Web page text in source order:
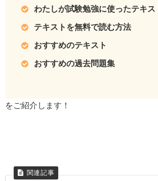
わたしが試験勉強に使ったテキス
テキストを無料で読む方法
おすすめのテキスト
おすすめの過去問題集
をご紹介します！